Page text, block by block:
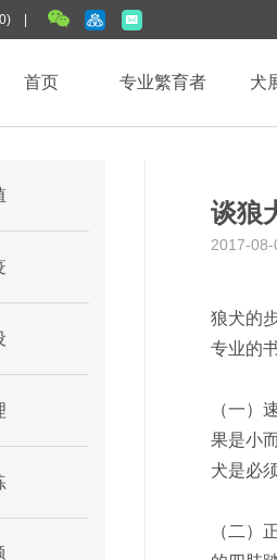
|
首页 专业繁育者 犬
谈狼
2017-
狼犬的
专业的
（一）
果是小
犬是必
（二）